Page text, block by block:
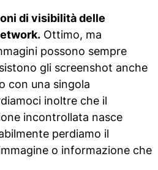
di visibilità delle
Ottimo, ma
possono sempre
gli screenshot anche
con una singola
inoltre che il
incontrollata nasce
perdiamo il
o informazione che